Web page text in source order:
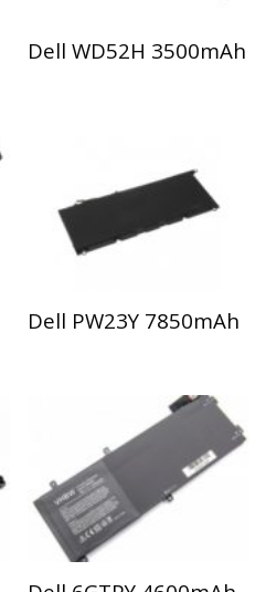
Dell WD52H 3500mAh
Dell PW23Y 7850mAh